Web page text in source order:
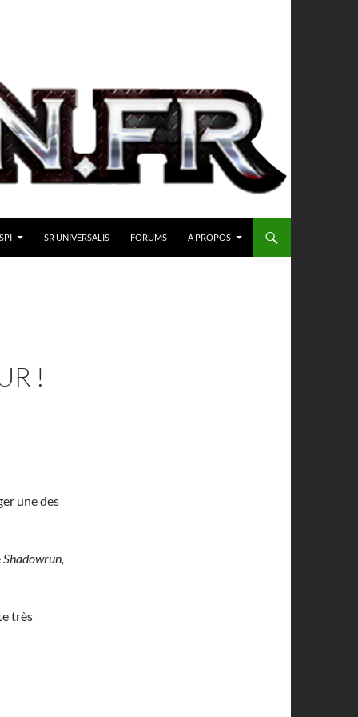
SR UNIVERSALIS FORUMS A PROPOS
!
une des
Shadowrun,
très